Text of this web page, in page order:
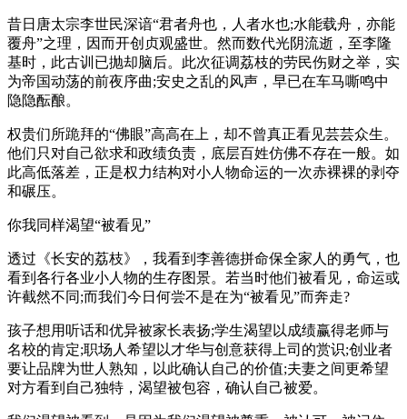
昔日唐太宗李世民深谙“君者舟也，人者水也;水能载舟，亦能
覆舟”之理，因而开创贞观盛世。然而数代光阴流逝，至李隆
基时，此古训已抛却脑后。此次征调荔枝的劳民伤财之举，实
为帝国动荡的前夜序曲;安史之乱的风声，早已在车马嘶鸣中
隐隐酝酿。
权贵们所跪拜的“佛眼”高高在上，却不曾真正看见芸芸众生。
他们只对自己欲求和政绩负责，底层百姓仿佛不存在一般。如
此高低落差，正是权力结构对小人物命运的一次赤裸裸的剥夺
和碾压。
你我同样渴望“被看见”
透过《长安的荔枝》，我看到李善德拼命保全家人的勇气，也
看到各行各业小人物的生存图景。若当时他们被看见，命运或
许截然不同;而我们今日何尝不是在为“被看见”而奔走?
孩子想用听话和优异被家长表扬;学生渴望以成绩赢得老师与
名校的肯定;职场人希望以才华与创意获得上司的赏识;创业者
要让品牌为世人熟知，以此确认自己的价值;夫妻之间更希望
对方看到自己独特，渴望被包容，确认自己被爱。